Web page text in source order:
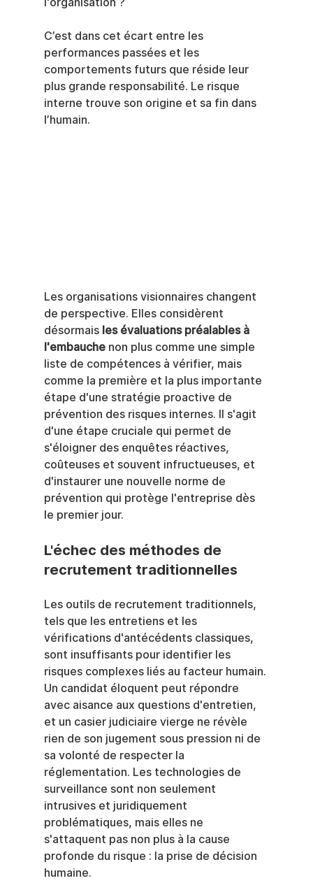
C’est dans cet écart entre les
performances passées et les
comportements futurs que réside leur
plus grande responsabilité. Le risque
interne trouve son origine et sa fin dans
l’humain.
Les organisations visionnaires changent
de perspective. Elles considèrent
désormais les évaluations préalables à
l'embauche non plus comme une simple
liste de compétences à vérifier, mais
comme la première et la plus importante
étape d'une stratégie proactive de
prévention des risques internes. Il s'agit
d'une étape cruciale qui permet de
s'éloigner des enquêtes réactives,
coûteuses et souvent infructueuses, et
d'instaurer une nouvelle norme de
prévention qui protège l'entreprise dès
le premier jour.
L'échec des méthodes de
recrutement traditionnelles
Les outils de recrutement traditionnels,
tels que les entretiens et les
vérifications d'antécédents classiques,
sont insuffisants pour identifier les
risques complexes liés au facteur humain.
Un candidat éloquent peut répondre
avec aisance aux questions d'entretien,
et un casier judiciaire vierge ne révèle
rien de son jugement sous pression ni de
sa volonté de respecter la
réglementation. Les technologies de
surveillance sont non seulement
intrusives et juridiquement
problématiques, mais elles ne
s'attaquent pas non plus à la cause
profonde du risque : la prise de décision
humaine.